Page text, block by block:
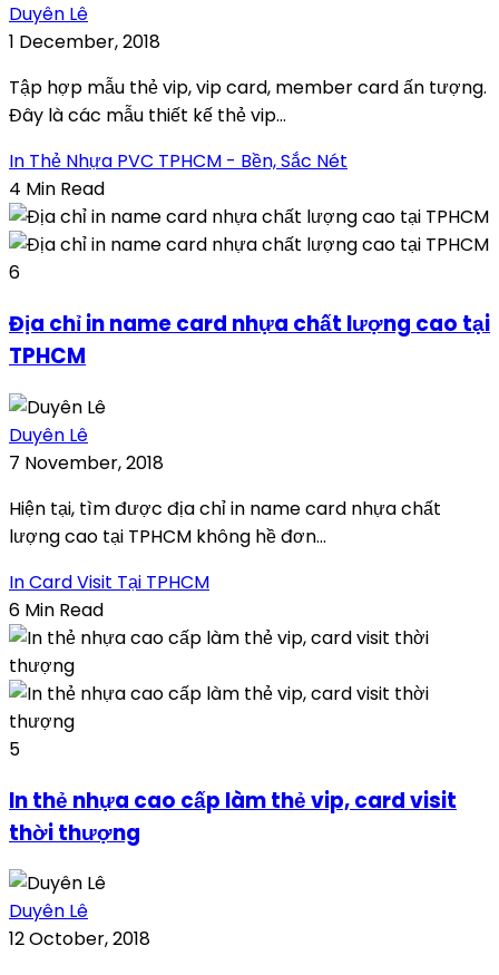
Duyên Lê
1 December, 2018
Tập hợp mẫu thẻ vip, vip card, member card ấn tượng.
Đây là các mẫu thiết kế thẻ vip...
In Thẻ Nhựa PVC TPHCM - Bền, Sắc Nét
4 Min Read
6
Địa chỉ in name card nhựa chất lượng cao tại
TPHCM
Duyên Lê
7 November, 2018
Hiện tại, tìm được địa chỉ in name card nhựa chất
lượng cao tại TPHCM không hề đơn...
In Card Visit Tại TPHCM
6 Min Read
5
In thẻ nhựa cao cấp làm thẻ vip, card visit
thời thượng
Duyên Lê
12 October, 2018